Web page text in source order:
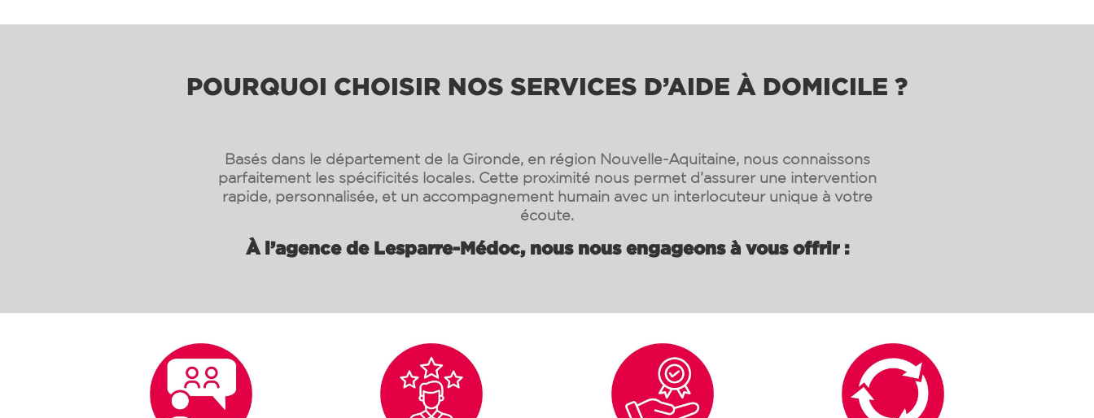
POURQUOI CHOISIR NOS SERVICES D’AIDE À DOMICILE ?
Basés dans le département de la Gironde, en région Nouvelle-Aquitaine, nous connaissons
parfaitement les spécificités locales. Cette proximité nous permet d’assurer une intervention
rapide, personnalisée, et un accompagnement humain avec un interlocuteur unique à votre
écoute.
À l’agence de Lesparre-Médoc, nous nous engageons à vous offrir :